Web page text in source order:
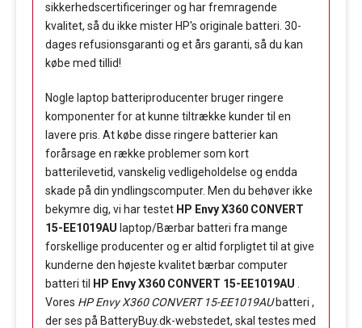
sikkerhedscertificeringer og har fremragende
kvalitet, så du ikke mister HP's originale batteri. 30-
dages refusionsgaranti og et års garanti, så du kan
købe med tillid!
Nogle laptop batteriproducenter bruger ringere
komponenter for at kunne tiltrække kunder til en
lavere pris. At købe disse ringere batterier kan
forårsage en række problemer som kort
batterilevetid, vanskelig vedligeholdelse og endda
skade på din yndlingscomputer. Men du behøver ikke
bekymre dig, vi har testet HP Envy X360 CONVERT
15-EE1019AU laptop/Bærbar batteri fra mange
forskellige producenter og er altid forpligtet til at give
kunderne den højeste kvalitet bærbar computer
batteri til
HP Envy X360 CONVERT 15-EE1019AU
Vores HP Envy X360 CONVERT 15-EE1019AUbatteri ,
der ses på BatteryBuy.dk-webstedet, skal testes med